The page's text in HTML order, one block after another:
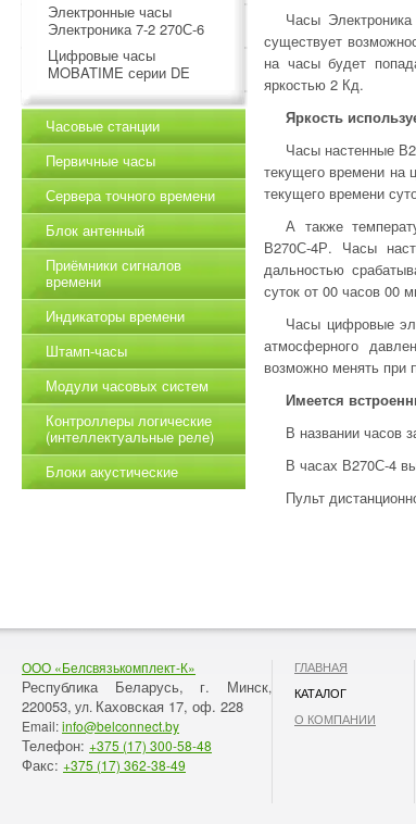
Часы
существует
на часы будет
яркостью 2 Кд.
Яркость
Часы настенные
текущего времени на
текущего времени
А также
В270С-4Р. Часы
дальностью
суток от 00 часов 00
Часы цифровые
атмосферного
возможно менять при
Имеется
В названии часов
В часах В270С-4
Пульт
Электронные часы
Электроника 7-2 270С-6
Цифровые часы
MOBATIME серии DE
Часовые станции
Первичные часы
Сервера точного времени
Блок антенный
Приёмники сигналов
времени
Индикаторы времени
Штамп-часы
Модули часовых систем
Контроллеры логические
(интеллектуальные реле)
Блоки акустические
ООО «Белсвязькомплект-К»
Республика Беларусь, г. Минск,
220053, ул. Каховская 17, оф. 228
Email:info@belconnect.by
Телефон: +375 (17) 300-58-48
Факс: +375 (17) 362-38-49
ГЛАВНАЯ
КАТАЛОГ
О КОМПАНИИ